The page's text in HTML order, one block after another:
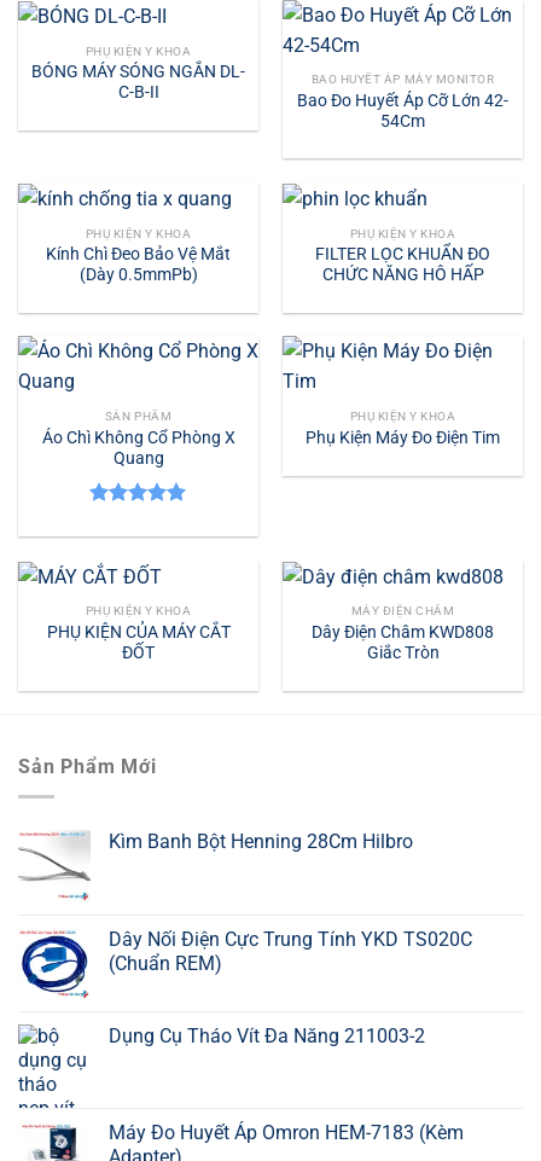
PHỤ KIỆN Y KHOA
BÓNG MÁY SÓNG NGẮN DL-
C-B-II
BAO HUYẾT ÁP MÁY MONITOR
Bao Đo Huyết Áp Cỡ Lớn 42-
54Cm
PHỤ KIỆN Y KHOA
Kính Chì Đeo Bảo Vệ Mắt
(Dày 0.5mmPb)
PHỤ KIỆN Y KHOA
FILTER LỌC KHUẨN ĐO
CHỨC NĂNG HÔ HẤP
SẢN PHẨM
Áo Chì Không Cổ Phòng X
Quang
hạng5.00
5 sao
PHỤ KIỆN Y KHOA
Phụ Kiện Máy Đo Điện Tim
PHỤ KIỆN Y KHOA
PHỤ KIỆN CỦA MÁY CẮT
ĐỐT
MÁY ĐIỆN CHÂM
Dây Điện Châm KWD808
Giắc Tròn
Sản Phẩm Mới
Kìm Banh Bột Henning 28Cm Hilbro
Dây Nối Điện Cực Trung Tính YKD TS020C
(Chuẩn REM)
Dụng Cụ Tháo Vít Đa Năng 211003-2
Máy Đo Huyết Áp Omron HEM-7183 (Kèm